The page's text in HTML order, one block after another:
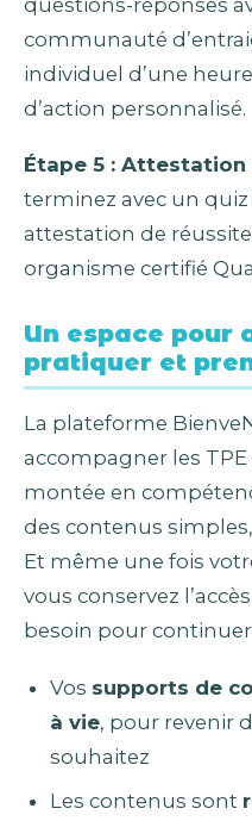
communauté
individuel d’une
d’action personnalisé.
Étape 5 : Attestation
terminez avec un
attestation de
organisme certifié
Un espace pour
pratiquer et
La plateforme
accompagner les
montée en
des contenus
Et même une fois
vous conservez
besoin pour continuer
Vos supports de
à vie, pour revenir
souhaitez
Les contenus sont